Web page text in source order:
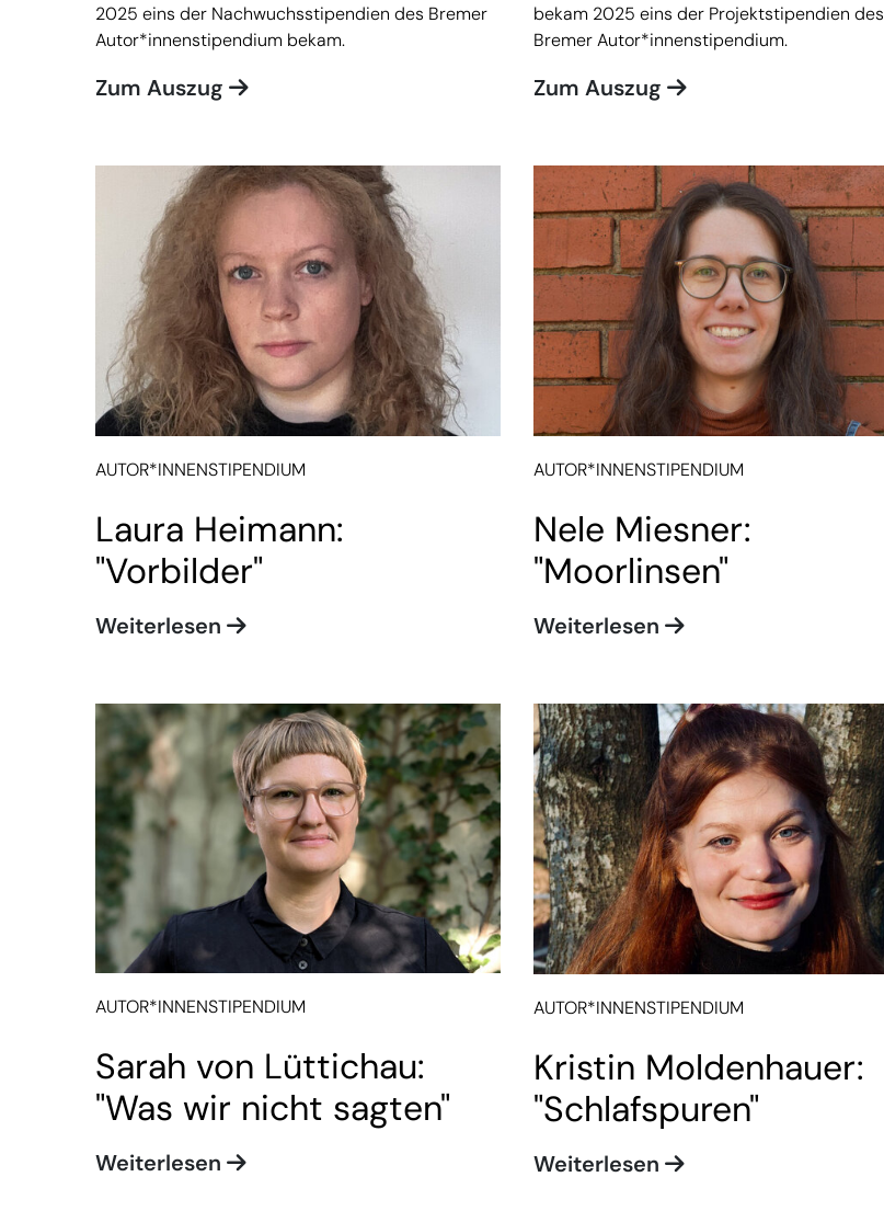
2025 eins der Nachwuchsstipendien des Bremer
Autor*innenstipendium bekam.
Zum Auszug
bekam 2025 eins der Projektstipendien des
Bremer Autor*innenstipendium.
Zum Auszug
AUTOR*INNENSTIPENDIUM
Laura Heimann:
"Vorbilder"
Weiterlesen
AUTOR*INNENSTIPENDIUM
Nele Miesner:
"Moorlinsen"
Weiterlesen
AUTOR*INNENSTIPENDIUM
Sarah von Lüttichau:
"Was wir nicht sagten"
Weiterlesen
AUTOR*INNENSTIPENDIUM
Kristin Moldenhauer:
"Schlafspuren"
Weiterlesen